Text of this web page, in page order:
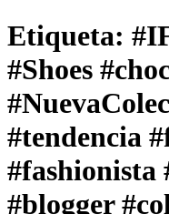
Etiqueta:
#Shoes
#tendencia
#fashionista
#blogger